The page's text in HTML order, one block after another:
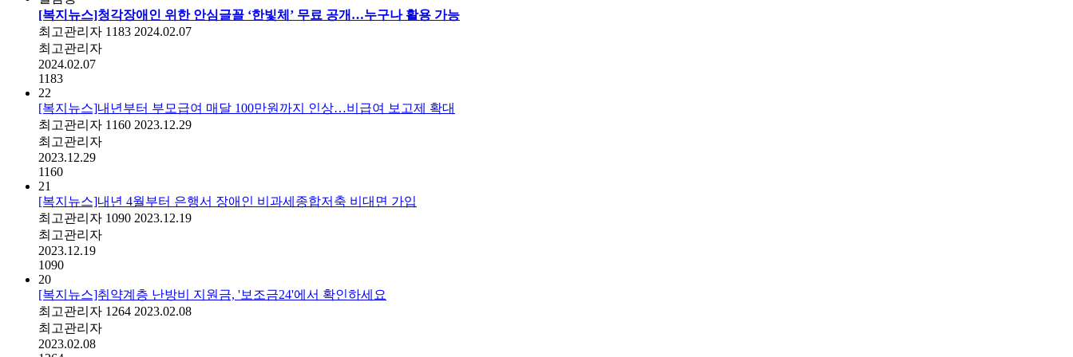
[복지뉴스]청각장애인 위한 안심글꼴 ‘한빛체’ 무료 공개…누구나 활용 가능
최고관리자 1183 2024.02.07
최고관리자
2024.02.07
1183
22
[복지뉴스]내년부터 부모급여 매달 100만원까지 인상…비급여 보고제 확대
최고관리자 1160 2023.12.29
최고관리자
2023.12.29
1160
21
[복지뉴스]내년 4월부터 은행서 장애인 비과세종합저축 비대면 가입
최고관리자 1090 2023.12.19
최고관리자
2023.12.19
1090
20
[복지뉴스]취약계층 난방비 지원금, '보조금24'에서 확인하세요
최고관리자 1264 2023.02.08
최고관리자
2023.02.08